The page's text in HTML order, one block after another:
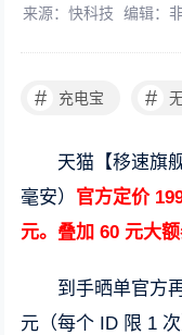
来源：快科技 编辑：
# 充电宝 #
天猫【移速旗
毫安） 官方定价
元。叠加 60 元大
到手晒单官方
元（每个 ID 限 1